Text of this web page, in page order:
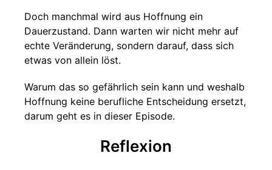
Doch manchmal wird aus Hoffnung ein
Dauerzustand. Dann warten wir nicht mehr auf
echte Veränderung, sondern darauf, dass sich
etwas von allein löst.
Warum das so gefährlich sein kann und weshalb
Hoffnung keine berufliche Entscheidung ersetzt,
darum geht es in dieser Episode.
Reflexion